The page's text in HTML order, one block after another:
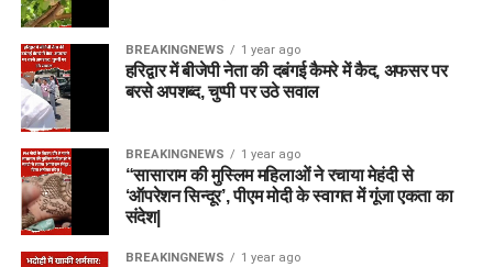
BREAKINGNEWS 1 year ago
हरिद्वार में बीजेपी नेता की दबंगई कैमरे में कैद, अफसर पर
बरसे अपशब्द, चुप्पी पर उठे सवाल
BREAKINGNEWS 1 year ago
“सासाराम की मुस्लिम महिलाओं ने रचाया मेहंदी से
‘ऑपरेशन सिन्दूर’, पीएम मोदी के स्वागत में गूंजा एकता का
संदेश|
BREAKINGNEWS 1 year ago